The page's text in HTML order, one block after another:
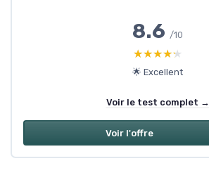
8.6 /10
★★★★★
★★★★★
🌟 Excellent
Voir le test complet →
Voir l'offre